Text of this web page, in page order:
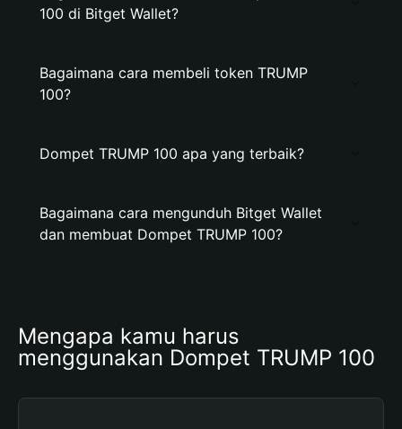
100 di Bitget Wallet?
Bagaimana cara membeli token TRUMP
100?
Dompet TRUMP 100 apa yang terbaik?
Bagaimana cara mengunduh Bitget Wallet
dan membuat Dompet TRUMP 100?
Mengapa kamu harus
menggunakan Dompet TRUMP 100